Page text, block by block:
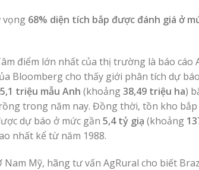
vọng 68% diện tích bắp được đánh giá ở
điểm lớn nhất của thị trường là báo cáo
Bloomberg cho thấy giới phân tích dự
triệu mẫu Anh (khoảng38,49 triệu ha)
trong năm nay. Đồng thời, tồn kho
dự báo ở mức gần 5,4 tỷ giạ (khoảng
nhất kể từ năm 1988.
Nam Mỹ, hãng tư vấn AgRural cho biết